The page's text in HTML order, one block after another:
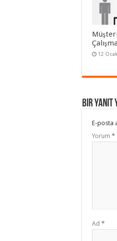
12
Bir yanıt
E-posta
Yorum *
Ad *